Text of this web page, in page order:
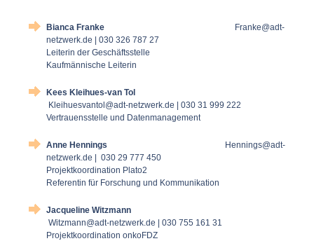
Bianca Franke
Franke@adt-
netzwerk.de | 030 326 787 27
Leiterin der Geschäftsstelle
Kaufmännische Leiterin
Kees Kleihues-van Tol
Kleihuesvantol@adt-netzwerk.de | 030 31 999 222
Vertrauensstelle und Datenmanagement
Anne Hennings
Hennings@adt-
netzwerk.de | 030 29 777 450
Projektkoordination Plato2
Referentin für Forschung und Kommunikation
Jacqueline Witzmann
Witzmann@adt-netzwerk.de | 030 755 161 31
Projektkoordination onkoFDZ